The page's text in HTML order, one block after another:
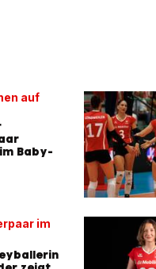
auf
Baby-
im